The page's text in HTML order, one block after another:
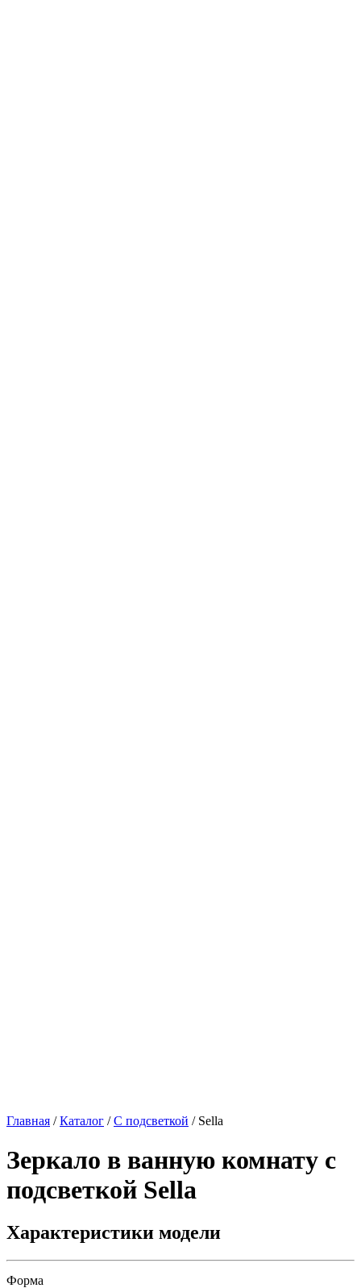
Главная /Каталог /С подсветкой / Sella
Зеркало в ванную комнату с
подсветкой Sella
Характеристики модели
Форма